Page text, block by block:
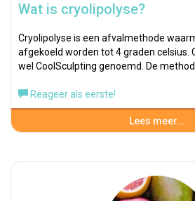
Wat is cryolipolyse?
Cryolipolyse is een afvalmethode
afgekoeld worden tot 4 graden celsius.
wel CoolSculpting genoemd. De
Reageer als eerste!
Lees meer...